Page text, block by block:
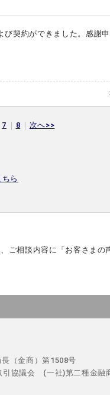
契約ができました。感謝
7 8 次へ>>
ら
相談内容に「お客さまの
（金商）第1508号
引協議会 (一社)第二種金融